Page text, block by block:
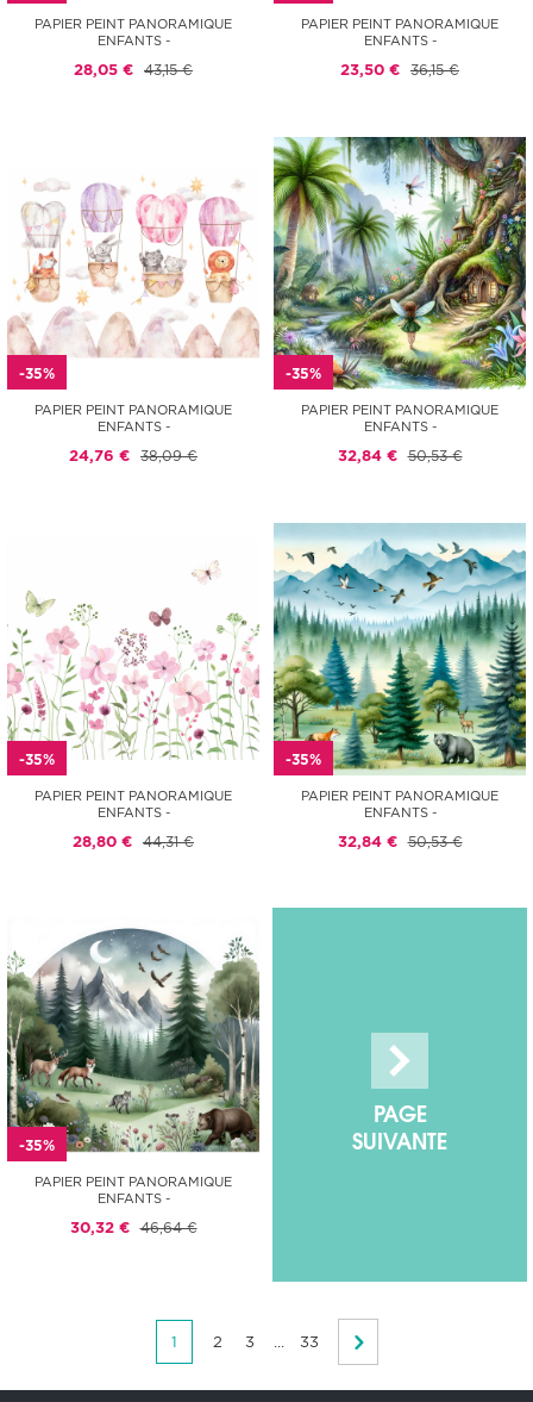
PAPIER PEINT PANORAMIQUE
ENFANTS -
28,05 € 43,15 €
PAPIER PEINT PANORAMIQUE
ENFANTS -
23,50 € 36,15 €
-35%
PAPIER PEINT PANORAMIQUE
ENFANTS -
24,76 € 38,09 €
-35%
PAPIER PEINT PANORAMIQUE
ENFANTS -
32,84 € 50,53 €
-35%
PAPIER PEINT PANORAMIQUE
ENFANTS -
28,80 € 44,31 €
-35%
PAPIER PEINT PANORAMIQUE
ENFANTS -
32,84 € 50,53 €
-35%
PAPIER PEINT PANORAMIQUE
ENFANTS -
30,32 € 46,64 €
PAGE
SUIVANTE
1 2 3 ... 33